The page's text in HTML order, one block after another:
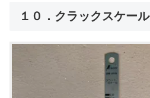
１０．クラックスケール